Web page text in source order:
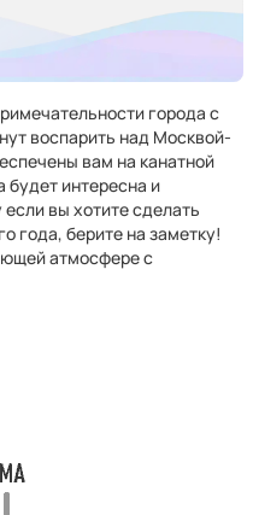
города с
воспарить над Москвой-
вам на канатной
будет интересна и
вы хотите сделать
года, берите на заметку!
атмосфере с